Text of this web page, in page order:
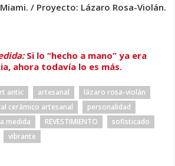
/ Proyecto: Lázaro Rosa-Violán.
Si lo “hecho a mano” ya era
ahora todavía lo es más.
antic artesanal
lázaro rosa-violán
cerámico artesanal
personalidad
medida
REVESTIMIENTO
sofisticado
vibrante